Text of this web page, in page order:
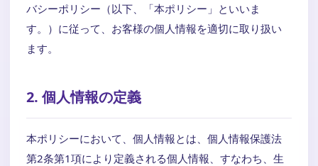
バシーポリシー（以下、「本ポリシー」といいま
す。）に従って、お客様の個人情報を適切に取り扱い
ます。
2. 個人情報の定義
本ポリシーにおいて、個人情報とは、個人情報保護法
第2条第1項により定義される個人情報、すなわち、生